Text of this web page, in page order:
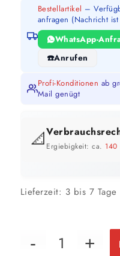
Bestellartikel –
anfragen (Nachricht
WhatsApp-
Anrufen
Profi-Konditionen ab
Mail genügt
📐 Ergiebigkeit: ca. 140
Lieferzeit: 3 bis 7 Tage